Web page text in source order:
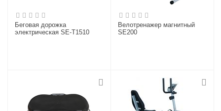
Беговая дорожка
электрическая SE-T1510
Велотренажер магнитный
SE200